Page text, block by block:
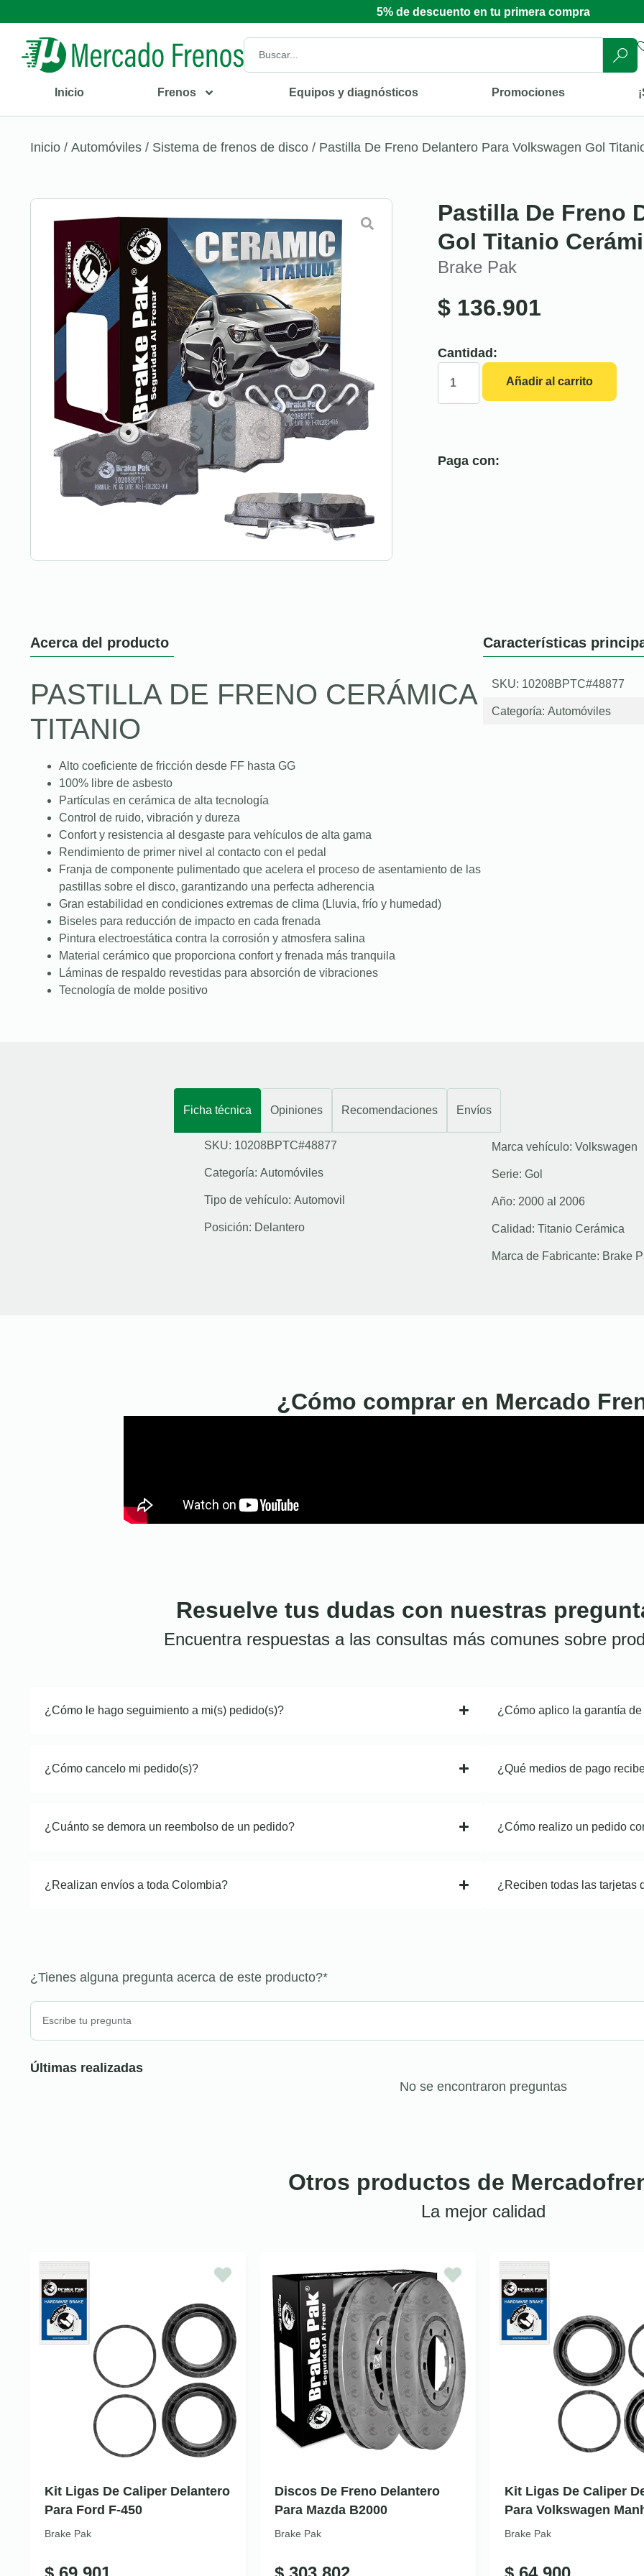
5% de descuento en tu primera compra
Inicio Frenos Equipos y diagnósticos Promociones
Inicio / Automóviles / Sistema de frenos de disco / Pastilla De Freno Delantero Para Volkswagen Gol
Pastilla De Freno
Gol Titanio
Brake Pak
$ 136.901
Cantidad:
Añadir al carrito
Paga con:
Acerca del producto
PASTILLA DE FRENO CERÁMICA
TITANIO
Alto coeficiente de fricción desde FF hasta GG
100% libre de asbesto
Partículas en cerámica de alta tecnología
Control de ruido, vibración y dureza
Confort y resistencia al desgaste para vehículos de alta gama
Rendimiento de primer nivel al contacto con el pedal
Franja de componente pulimentado que acelera el proceso de asentamiento de las
pastillas sobre el disco, garantizando una perfecta adherencia
Gran estabilidad en condiciones extremas de clima (Lluvia, frío y humedad)
Biseles para reducción de impacto en cada frenada
Pintura electroestática contra la corrosión y atmosfera salina
Material cerámico que proporciona confort y frenada más tranquila
Láminas de respaldo revestidas para absorción de vibraciones
Tecnología de molde positivo
Características
SKU: 10208BPTC#48877
Categoría: Automóviles
Ficha técnica Opiniones Recomendaciones Envíos
SKU: 10208BPTC#48877
Categoría: Automóviles
Tipo de vehículo: Automovil
Posición: Delantero
Marca vehículo: Volkswagen
Serie: Gol
Año: 2000 al 2006
Calidad: Titanio Cerámica
Marca de Fabricante: Brake
¿Cómo comprar en Mercado
Resuelve tus dudas con nuestras
Encuentra respuestas a las consultas más comunes sobre
¿Cómo le hago seguimiento a mi(s) pedido(s)?
¿Cómo cancelo mi pedido(s)?
¿Cuánto se demora un reembolso de un pedido?
¿Realizan envíos a toda Colombia?
¿Cómo aplico la garantía
¿Qué medios de pago
¿Cómo realizo un pedido
¿Reciben todas las tarjetas
¿Tienes alguna pregunta acerca de este producto?*
Últimas realizadas
No se encontraron preguntas
Otros productos de
La mejor calidad
Kit Ligas De Caliper Delantero
Para Ford F-450
Brake Pak
Discos De Freno Delantero
Para Mazda B2000
Brake Pak
Kit Ligas De Caliper
Para Volkswagen
Brake Pak